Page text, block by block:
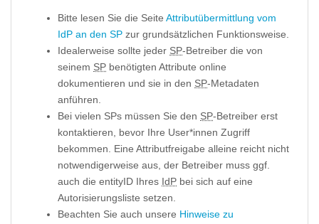
Bitte lesen Sie die Seite Attributübermittlung vom
IdP an den SP zur grundsätzlichen Funktionsweise.
Idealerweise sollte jeder SP-Betreiber die von
seinem SP benötigten Attribute online
dokumentieren und sie in den SP-Metadaten
anführen.
Bei vielen SPs müssen Sie den SP-Betreiber erst
kontaktieren, bevor Ihre User*innen Zugriff
bekommen. Eine Attributfreigabe alleine reicht nicht
notwendigerweise aus, der Betreiber muss ggf.
auch die entityID Ihres IdP bei sich auf eine
Autorisierungsliste setzen.
Beachten Sie auch unsere Hinweise zu